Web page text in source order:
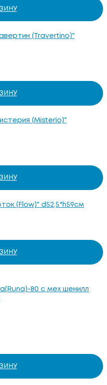
(Travertino)"
(Misterio)"
(Flow)" d52,5*h59см
80 с мех шенилл